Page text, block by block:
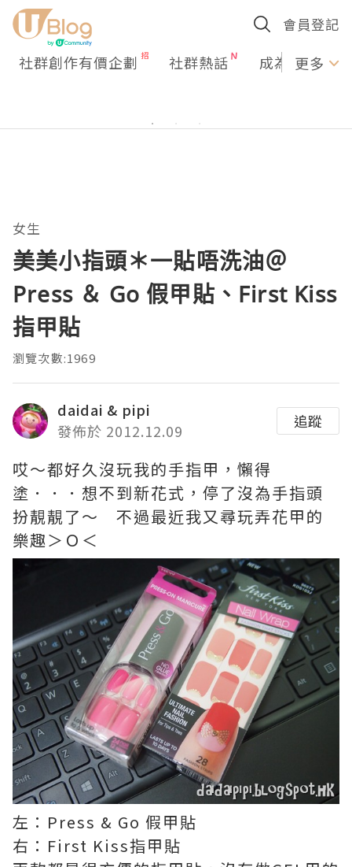
會員登記
社群創作有價企劃 社群熱話 成為U更多
女生
美美小指頭＊一貼唔洗油＠
Press ＆ Go 假甲貼、First Kiss
指甲貼
瀏覽次數:1969
daidai & pipi
發佈於 2012.12.09
追蹤
哎～都好久沒玩我的手指甲，懶得
塗．．．想不到新花式，停了沒為手指頭
扮靚靚了～ 不過最近我又尋玩弄花甲的
樂趣＞Ｏ＜
左：Press & Go 假甲貼
右：First Kiss指甲貼